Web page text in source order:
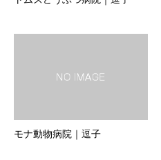
モナ動物病院｜逗子